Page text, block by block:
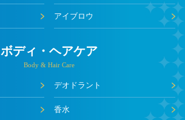
アイブロウ
ボディ・ヘアケア
Body & Hair Care
デオドラント
香水